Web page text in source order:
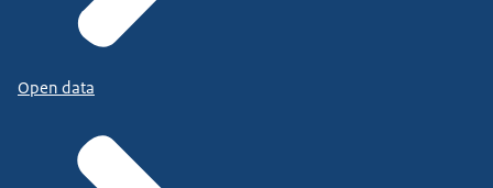
Open data